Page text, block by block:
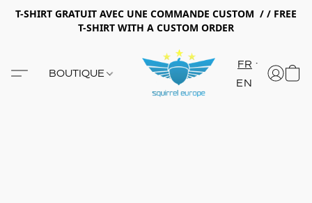
T-SHIRT GRATUIT AVEC UNE COMMANDE CUSTOM / / FREE
T-SHIRT WITH A CUSTOM ORDER
BOUTIQUE
FR
EN